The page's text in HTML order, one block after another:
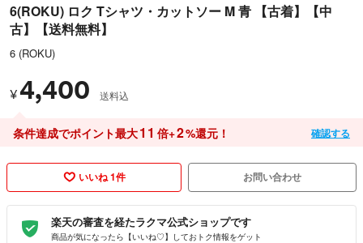
6(ROKU) ロク Tシャツ・カットソー M 青 【古着】【中
古】【送料無料】
6 (ROKU)
¥4,400 送料込
条件達成でポイント最大11 倍+2%還元！ 確認する
いいね 1件 お問い合わせ
楽天の審査を経たラクマ公式ショップです
商品が気になったら【いいね♡】しておトク情報をゲット